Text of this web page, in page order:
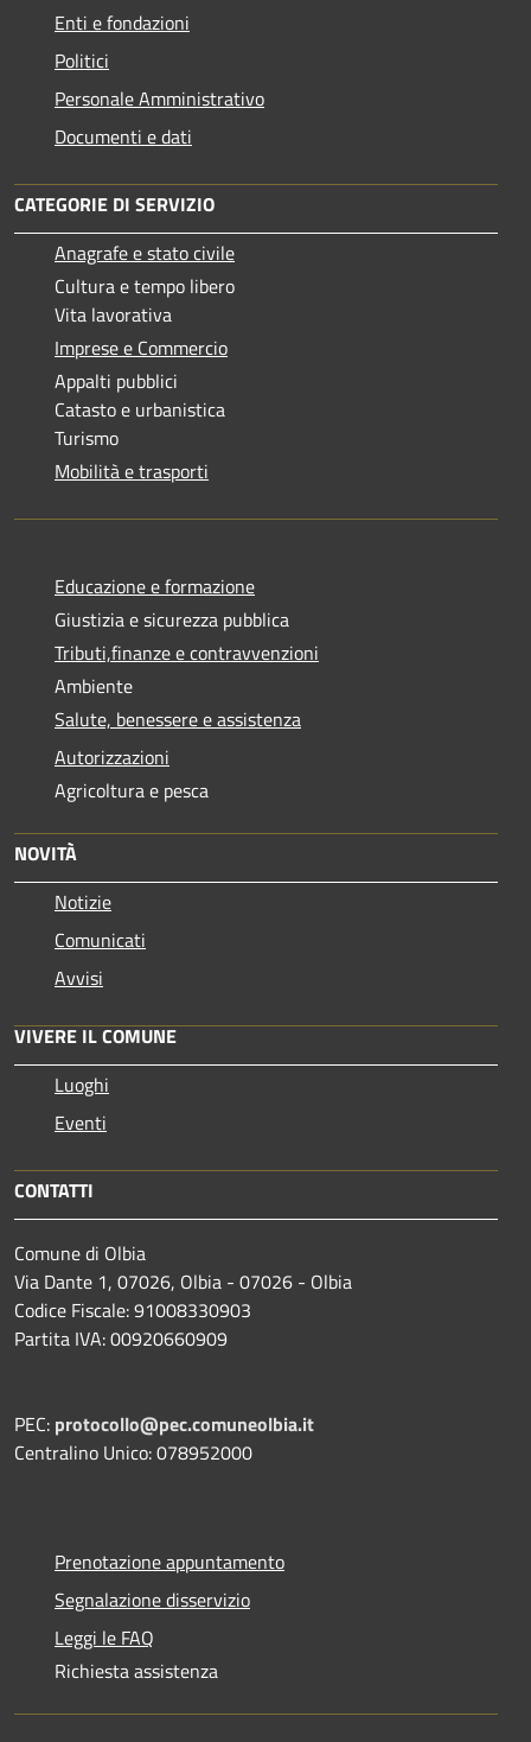
Enti e fondazioni
Politici
Personale Amministrativo
Documenti e dati
CATEGORIE DI SERVIZIO
Anagrafe e stato civile
Cultura e tempo libero
Vita lavorativa
Imprese e Commercio
Appalti pubblici
Catasto e urbanistica
Turismo
Mobilità e trasporti
Educazione e formazione
Giustizia e sicurezza pubblica
Tributi,finanze e contravvenzioni
Ambiente
Salute, benessere e assistenza
Autorizzazioni
Agricoltura e pesca
NOVITÀ
Notizie
Comunicati
Avvisi
VIVERE IL COMUNE
Luoghi
Eventi
CONTATTI
Comune di Olbia
Via Dante 1, 07026, Olbia - 07026 - Olbia
Codice Fiscale: 91008330903
Partita IVA: 00920660909
PEC: protocollo@pec.comuneolbia.it
Centralino Unico: 078952000
Prenotazione appuntamento
Segnalazione disservizio
Leggi le FAQ
Richiesta assistenza